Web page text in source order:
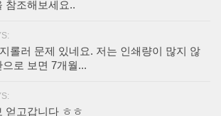
참조해보세요..
롤러 문제 있네요. 저는 인쇄량이 많지 않
으로 보면 7개월...
얻고갑니다 ㅎㅎ